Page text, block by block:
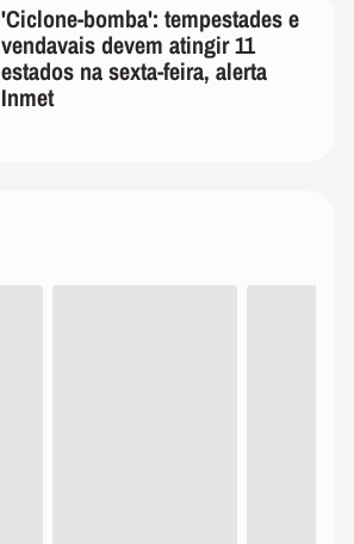
'Ciclone-bomba': tempestades e
vendavais devem atingir 11
estados na sexta-feira, alerta
Inmet